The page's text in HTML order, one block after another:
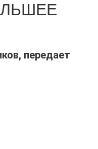
передает